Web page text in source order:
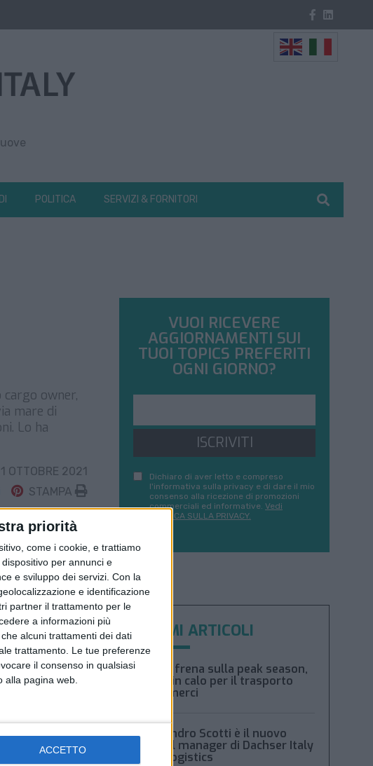
priorità
come i cookie, e trattiamo
per annunci e
e sviluppo dei servizi. Con la
e identificazione
partner il trattamento per le
a informazioni più
alcuni trattamenti dei dati
trattamento. Le tue preferenze
il consenso in qualsiasi
pagina web.
ACCETTO
POLITICA SERVIZI & FORNITORI
owner,
mare di
Lo ha
1 OTTOBRE 2021
STAMPA
VUOI RICEVERE
AGGIORNAMENTI SUI
TUOI TOPICS PREFERITI
OGNI GIORNO?
ISCRIVITI
Dichiaro di aver letto e compreso
l'informativa sulla privacy e di dare il mio
consenso alla ricezione di promozioni
commerciali ed informative. Vedi
POLITICA SULLA PRIVACY.
ULTIMI ARTICOLI
Xeneta frena sulla peak season,
tariffe in calo per il trasporto
aereo merci
Alessandro Scotti è il nuovo
general manager di Dachser Italy
Food Logistics